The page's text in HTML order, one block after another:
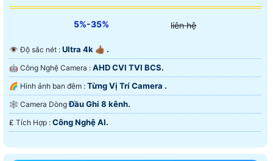
5%-35% liên hệ
👁 Độ sắc nét : Ultra 4k 👍🏾 .
🤖️ Công Nghệ Camera : AHD CVI TVI BCS.
🌈 Hình ảnh ban đêm : Từng Vị Trí Camera .
🕸️ Camera DòngĐầu Ghi 8 kênh.
️₤ Tích Hợp : Công Nghệ AI.